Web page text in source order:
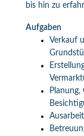
bis hin zu
Aufgaben
Verkauf